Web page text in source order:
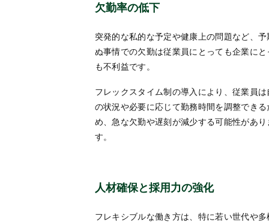
欠勤率の低下
突発的な私的な予定や健康上の問題など、予
ぬ事情での欠勤は従業員にとっても企業にと
も不利益です。
フレックスタイム制の導入により、従業員は
の状況や必要に応じて勤務時間を調整できる
め、急な欠勤や遅刻が減少する可能性があり
す。
人材確保と採用力の強化
フレキシブルな働き方は、特に若い世代や多